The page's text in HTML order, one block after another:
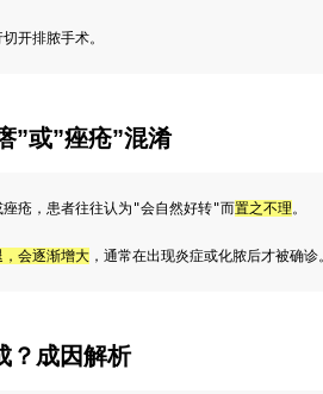
开排脓手术。
”或”痤疮”混淆
疮，患者往往认为"会自然好转"而置之不理。
会逐渐增大 ，通常在出现炎症或化脓后才被确诊。
？成因解析